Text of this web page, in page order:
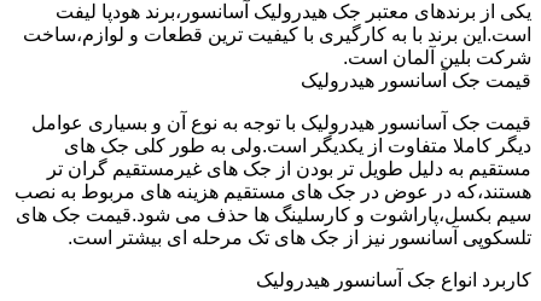
یکی از برندهای معتبر جک هیدرولیک آسانسور،برند هودپا لیفت
است.این برند با به کارگیری با کیفیت ترین قطعات و لوازم،ساخت
شرکت بلین آلمان است.
قیمت جک آسانسور هیدرولیک
قیمت جک آسانسور هیدرولیک با توجه به نوع آن و بسیاری عوامل
دیگر کاملا متفاوت از یکدیگر است.ولی به طور کلی جک های
مستقیم به دلیل طویل تر بودن از جک های غیرمستقیم گران تر
هستند،که در عوض در جک های مستقیم هزینه های مربوط به نصب
سیم بکسل،پاراشوت و کارسلینگ ها حذف می شود.قیمت جک های
تلسکوپی آسانسور نیز از جک های تک مرحله ای بیشتر است.
کاربرد انواع جک آسانسور هیدرولیک